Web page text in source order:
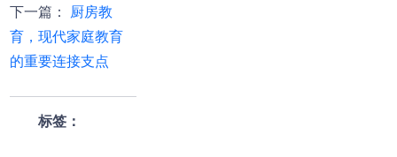
下一篇 ：厨房教
育，现代家庭教育
的重要连接支点
标签：